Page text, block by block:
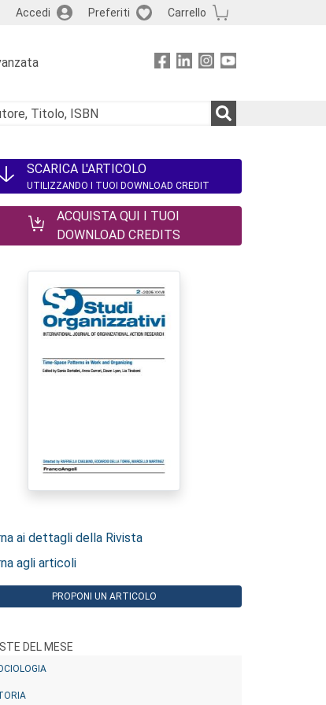
Accedi Preferiti Carrello
SCARICA L'ARTICOLO
UTILIZZANDO I TUOI DOWNLOAD CREDIT
ACQUISTA QUI I TUOI
DOWNLOAD CREDITS
ai dettagli della Rivista
agli articoli
PROPONI UN ARTICOLO
DEL MESE